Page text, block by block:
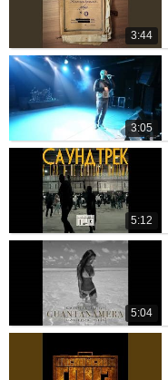
3:44
3:05
5:12
5:04